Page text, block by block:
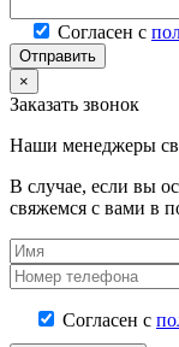
Согласен с
×
Заказать звонок
Наши менеджеры
В случае, если вы
свяжемся с вами в
Согласен с